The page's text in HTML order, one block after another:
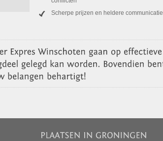
Scherpe prijzen en heldere communicatie